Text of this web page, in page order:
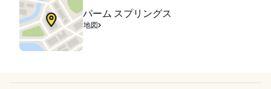
パーム スプリングス
地図